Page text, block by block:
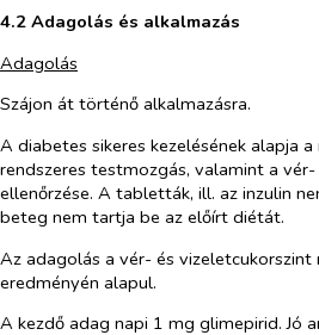
4.2 Adagolás és alkalmazás
Adagolás
Szájon át történő alkalmazásra.
A diabetes sikeres kezelésének alapja
rendszeres testmozgás, valamint a
ellenőrzése. A tabletták, ill. az inzulin
beteg nem tartja be az előírt diétát.
Az adagolás a vér- és vizeletcukorszint
eredményén alapul.
A kezdő adag napi 1 mg glimepirid. Jó